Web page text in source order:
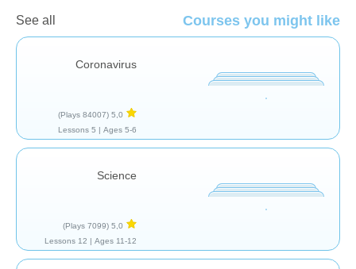
Courses you might like
See all
Coronavirus
5,0
(84007 Plays)
Ages 5-6 |
5 Lessons
Science
5,0
(7099 Plays)
Ages 11-12 |
12 Lessons